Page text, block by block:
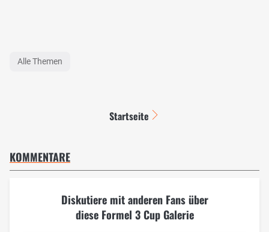
Alle Themen
Startseite
KOMMENTARE
Diskutiere mit anderen Fans über
diese Formel 3 Cup Galerie